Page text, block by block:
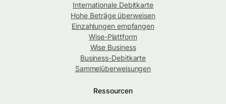
Internationale Debitkarte
Hohe Beträge überweisen
Einzahlungen empfangen
Wise-Plattform
Wise Business
Business-Debitkarte
Sammelüberweisungen
Ressourcen